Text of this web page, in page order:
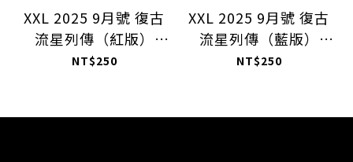
XXL 2025 9月號 復古
流星列傳（紅版）
DERRICK ROSE &
NT$250
XXL 2025 9月號 復古
流星列傳（藍版）
TRACY McGRADY &
NT$250